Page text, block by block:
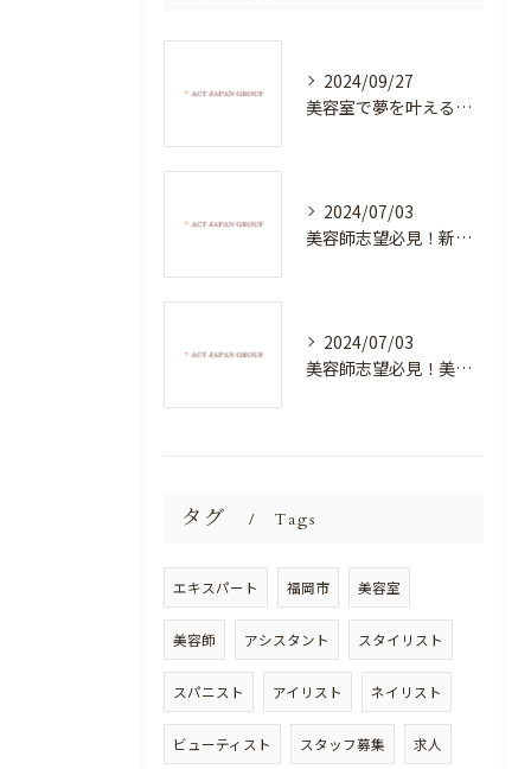
2024/09/27
美容室で夢を叶える！自分を磨く新たなチャンス
2024/07/03
美容師志望必見！新たな価値を創造する美容室でハイレベルな技術を学べる環境
2024/07/03
美容師志望必見！美容室NEWSTANDARDで最高のスキルアップを目指そう！
タグ Tags
エキスパート 福岡市 美容室
美容師 アシスタント スタイリスト
スパニスト アイリスト ネイリスト
ビューティスト スタッフ募集 求人